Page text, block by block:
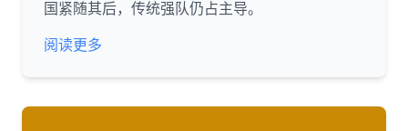
国紧随其后，传统强队仍占主导。
阅读更多